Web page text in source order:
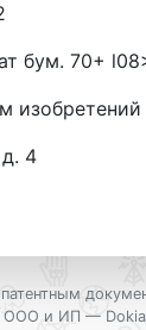
бум. 70+
4
ООО и ИП —